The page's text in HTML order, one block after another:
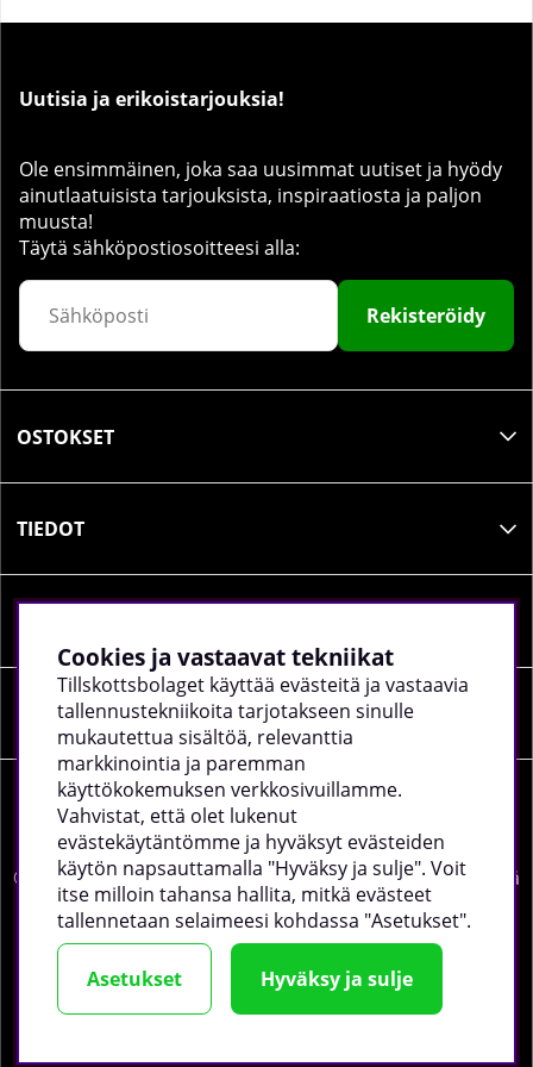
Uutisia ja erikoistarjouksia!
Ole ensimmäinen, joka saa uusimmat uutiset ja hyödy
ainutlaatuisista tarjouksista, inspiraatiosta ja paljon
muusta!
Täytä sähköpostiosoitteesi alla:
Rekisteröidy
OSTOKSET
TIEDOT
YRITYKSEN TIEDOT
© 2026 tillskottsbolaget.fi. Käytämme evästeitä -lue lisää
täältä.
Cookies ja vastaavat tekniikat
Tillskottsbolaget käyttää evästeitä ja vastaavia
tallennustekniikoita tarjotakseen sinulle
mukautettua sisältöä, relevanttia
markkinointia ja paremman
käyttökokemuksen verkkosivuillamme.
Vahvistat, että olet lukenut
evästekäytäntömme ja hyväksyt evästeiden
käytön napsauttamalla "Hyväksy ja sulje". Voit
itse milloin tahansa hallita, mitkä evästeet
tallennetaan selaimeesi kohdassa "Asetukset".
Asetukset Hyväksy ja sulje